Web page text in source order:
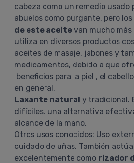
cabeza como un remedio usado
abuelos como purgante, pero los
de este aceite van mucho más
utiliza en diversos productos
aceites de masaje, jabones y
medicamentos, debido a que
beneficios para la piel , el
en general.
Laxante natural y tradicional.
difíciles, una alternativa
alcance de la mano.
Otros usos conocidos: Uso
cuidado de uñas. También actúa
excelentemente como rizador